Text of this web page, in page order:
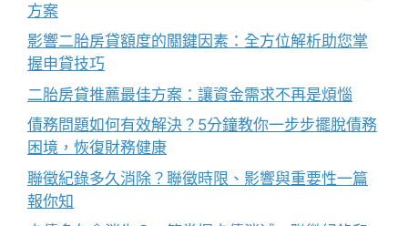
方案
影響二胎房貸額度的關鍵因素：全方位解析助您掌
握申貸技巧
二胎房貸推薦最佳方案：讓資金需求不再是煩惱
債務問題如何有效解決？5分鐘教你一步步擺脫債務
困境，恢復財務健康
聯徵紀錄多久消除？聯徵時限、影響與重要性一篇
報你知